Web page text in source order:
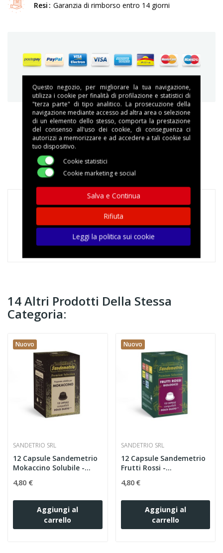
Resi Garanzia di rimborso entro 14 giorni
Garantiamo acquisti sicuri e protetti
DESCRIZIONE
DETTAGLI DEL PRODOTTO
14 Altri Prodotti Della Stessa
Categoria:
Nuovo
SANDETRIO SRL
12 Capsule Sandemetrio
Mokaccino Solubile -...
4,80 €
Aggiungi al
carrello
Nuovo
SANDETRIO SRL
12 Capsule Sandemetrio
Frutti Rossi -...
4,80 €
Aggiungi al
carrello
Questo negozio, per migliorare la tua navigazione,
utilizza i cookie per finalità di profilazione e statistici di
"terza parte" di tipo analitico. La prosecuzione della
navigazione mediante accesso ad altra area o selezione
di un elemento dello stesso, comporta la prestazione
del consenso all'uso dei cookie, di conseguenza ci
autorizzi a memorizzare e ad accedere a tali cookie sul
tuo dispositivo.
Cookie statistici
Cookie marketing e social
Salva e Continua
Rifiuta
Leggi la politica sui cookie